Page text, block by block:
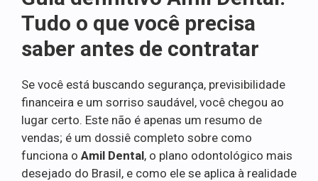
Tudo o que você precisa
saber antes de contratar
Se você está buscando segurança, previsibilidade
financeira e um sorriso saudável, você chegou ao
lugar certo. Este não é apenas um resumo de
vendas; é um dossiê completo sobre como
funciona o Amil Dental, o plano odontológico mais
desejado do Brasil, e como ele se aplica à realidade